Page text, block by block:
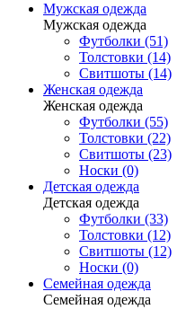
Мужская одежда
Мужская одежда
Футболки (51)
Толстовки (14)
Свитшоты (14)
Женская одежда
Женская одежда
Футболки (55)
Толстовки (22)
Свитшоты (23)
Носки (0)
Детская одежда
Детская одежда
Футболки (33)
Толстовки (12)
Свитшоты (12)
Носки (0)
Семейная одежда
Семейная одежда